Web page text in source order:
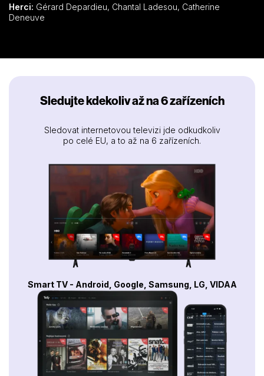
přivítají s otevřenou náručí a on si pronajme pokoj ve
starém hostinci, který vede výstřední a rozkošná Barbara
Barbaře své sympatie.
Herci:
Deneuve
Sledujte kdekoliv až na 6 zařízeních
Sledovat internetovou televizi jde odkudkoliv
po celé EU, a to až na 6 zařízeních.
Smart TV - Android, Google, Samsung, LG, VIDAA